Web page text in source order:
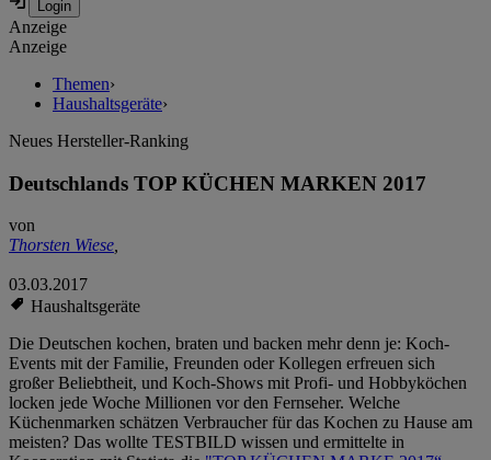
Anzeige
Anzeige
Themen›
Haushaltsgeräte›
Neues Hersteller-Ranking
Deutschlands TOP KÜCHEN MARKEN 2017
von
Thorsten Wiese,
03.03.2017
Haushaltsgeräte
Die Deutschen kochen, braten und backen mehr denn je: Koch-
Events mit der Familie, Freunden oder Kollegen erfreuen sich
großer Beliebtheit, und Koch-Shows mit Profi- und Hobbyköchen
locken jede Woche Millionen vor den Fernseher. Welche
Küchenmarken schätzen Verbraucher für das Kochen zu Hause am
meisten? Das wollte TESTBILD wissen und ermittelte in